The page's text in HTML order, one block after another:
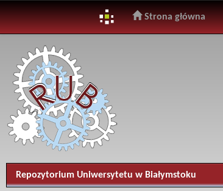
navigation
Strona główna
Repozytorium Uniwersytetu w Białymstoku